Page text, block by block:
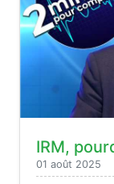
IRM,
01 août 2025